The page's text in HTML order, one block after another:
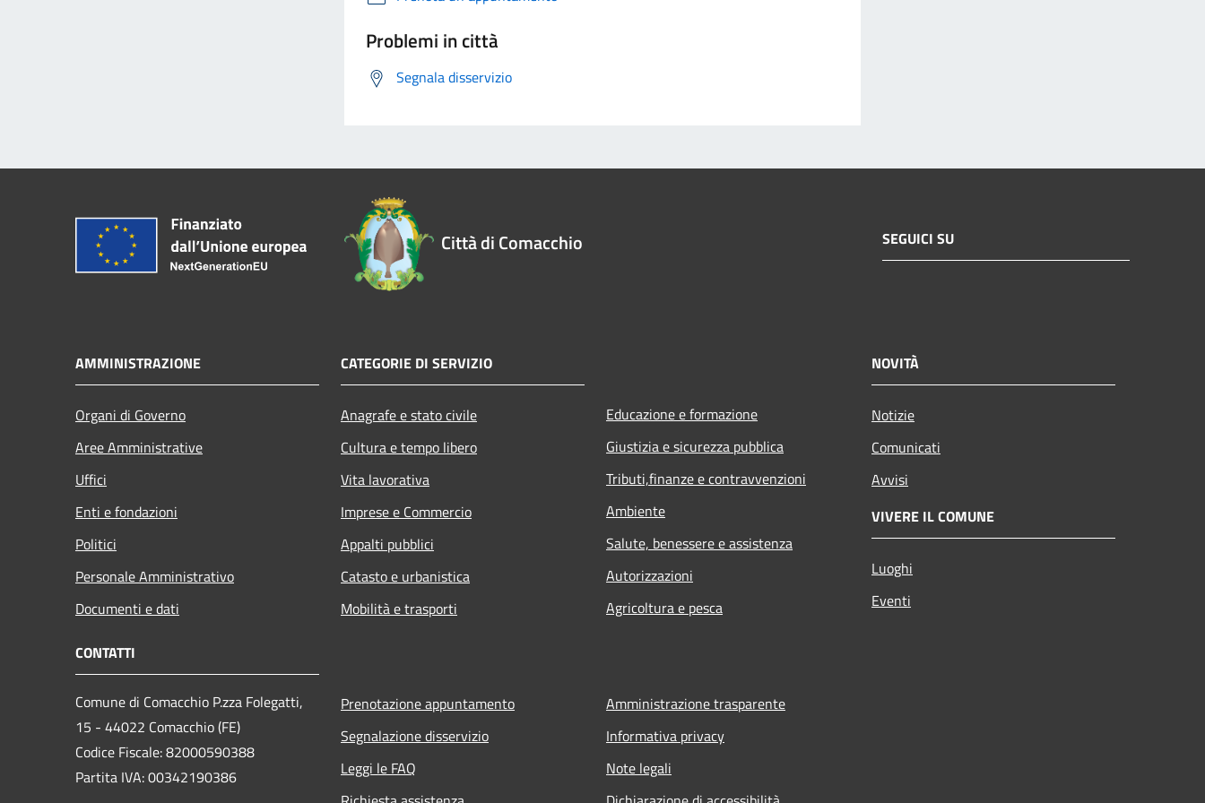
Problemi in città
Segnala disservizio
Città di Comacchio SEGUICI SU
AMMINISTRAZIONE
Organi di Governo
Aree Amministrative
Uffici
Enti e fondazioni
Politici
Personale Amministrativo
Documenti e dati
CATEGORIE DI SERVIZIO
Anagrafe e stato civile
Cultura e tempo libero
Vita lavorativa
Imprese e Commercio
Appalti pubblici
Catasto e urbanistica
Mobilità e trasporti
Educazione e formazione
Giustizia e sicurezza pubblica
Tributi,finanze e contravvenzioni
Ambiente
Salute, benessere e assistenza
Autorizzazioni
Agricoltura e pesca
NOVITÀ
Notizie
Comunicati
Avvisi
VIVERE IL COMUNE
Luoghi
Eventi
CONTATTI
Comune di Comacchio P.zza Folegatti,
15 - 44022 Comacchio (FE)
Codice Fiscale: 82000590388
Partita IVA: 00342190386
Prenotazione appuntamento
Segnalazione disservizio
Leggi le FAQ
Amministrazione trasparente
Informativa privacy
Note legali